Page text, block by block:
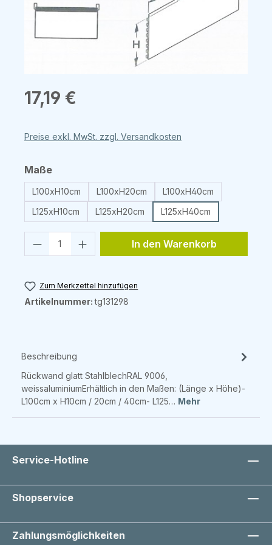
Regulärer Preis:
17,19 €
Preise exkl. MwSt. zzgl. Versandkosten
Maßeauswählen
L100xH10cm L100xH20cm
L100xH40cm
L125xH10cm
L125xH20cm L125xH40cm
Produkt Anzahl: Gib den
In den Warenkorb
Zum Merkzettel hinzufügen
Artikelnummer:tg131298
Beschreibung
Rückwand glatt StahlblechRAL 9006,
weissaluminiumErhältlich in den Maßen: (Länge x Höhe)-
L100cm x H10cm / 20cm / 40cm- L125… Mehr
Service-Hotline
Shopservice
Zahlungsmöglichkeiten